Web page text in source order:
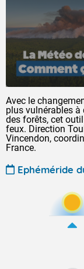
Avec le
plus vulnérables à
des forêts, cet
feux. Direction
Vincendon,
France.
Ephéméride